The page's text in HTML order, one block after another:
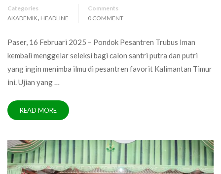
Categories
AKADEMIK, HEADLINE
Comments
0 COMMENT
Paser, 16 Februari 2025 – Pondok Pesantren Trubus Iman
kembali menggelar seleksi bagi calon santri putra dan putri
yang ingin menimba ilmu di pesantren favorit Kalimantan Timur
ini. Ujian yang …
READ MORE